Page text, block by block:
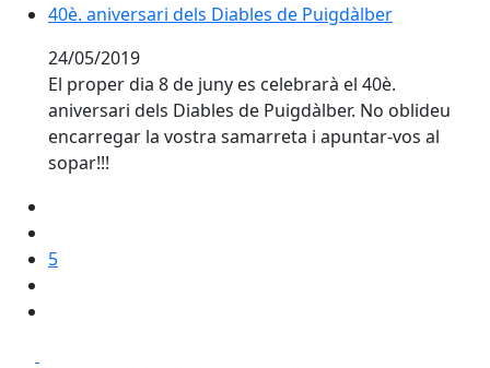
40è. aniversari dels Diables de Puigdàlber
40è. aniversari dels Diables de Puigdàlber
24/05/2019
El proper dia 8 de juny es celebrarà el 40è.
aniversari dels Diables de Puigdàlber. No oblideu
encarregar la vostra samarreta i apuntar-vos al
sopar!!!
5